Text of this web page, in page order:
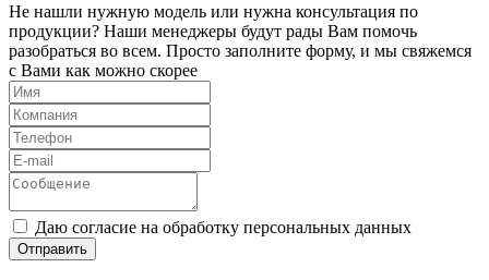
Не нашли нужную модель или нужна консультация по
продукции? Наши менеджеры будут рады Вам помочь
разобраться во всем. Просто заполните форму, и мы свяжемся
с Вами как можно скорее
Даю согласие на обработку персональных данных
Отправить